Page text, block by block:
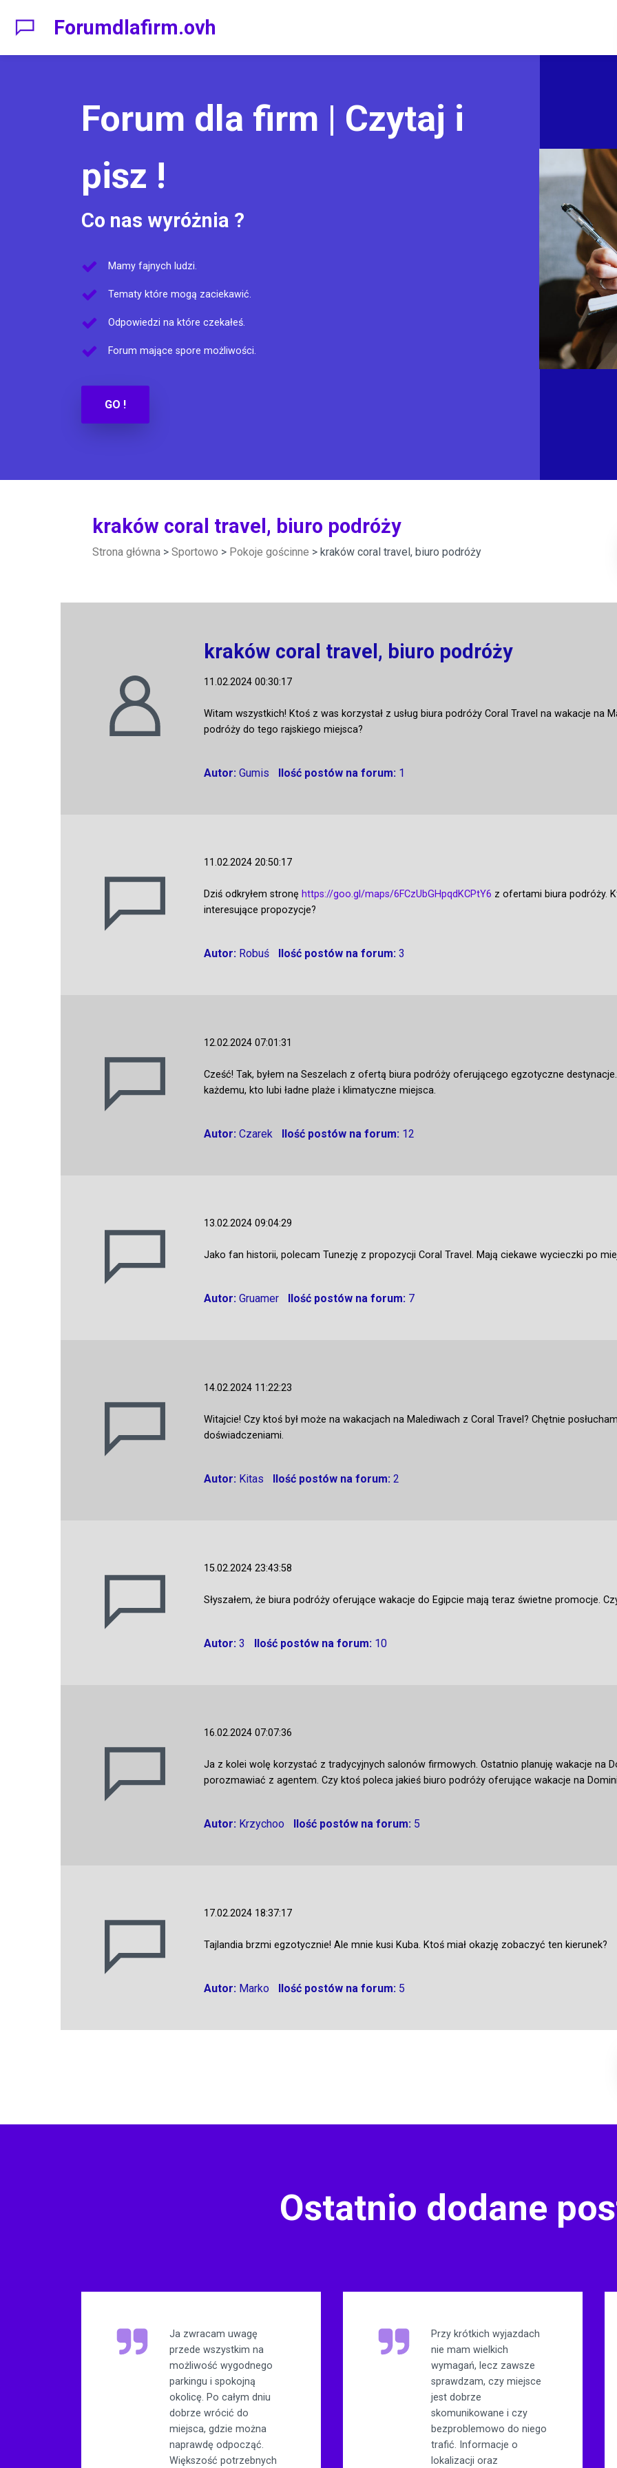
Forumdlafirm.ovh
Forum dla firm | Czytaj i
pisz !
Co nas wyróżnia ?
Mamy fajnych ludzi.
Tematy które mogą zaciekawić.
Odpowiedzi na które czekałeś.
Forum mające spore możliwości.
GO !
kraków coral travel, biuro podróży
Strona główna > Sportowo > Pokoje gościnne > kraków coral travel, biuro podróży
kraków coral travel, biuro podróży
11.02.2024 00:30:17
Witam wszystkich! Ktoś z was korzystał z usług biura podróży Coral Travel na wakacje na
podróży do tego rajskiego miejsca?
Autor: Gumis Ilość postów na forum: 1
11.02.2024 20:50:17
Dziś odkryłem stronę https://goo.gl/maps/6FCzUbGHpqdKCPtY6 z ofertami biura podróży.
interesujące propozycje?
Autor: Robuś Ilość postów na forum:3
12.02.2024 07:01:31
Cześć! Tak, byłem na Seszelach z ofertą biura podróży oferującego egzotyczne
każdemu, kto lubi ładne plaże i klimatyczne miejsca.
Autor: Czarek Ilość postów na forum: 12
13.02.2024 09:04:29
Jako fan historii, polecam Tunezję z propozycji Coral Travel. Mają ciekawe wycieczki po
Autor: Gruamer Ilość postów na forum:7
14.02.2024 11:22:23
Witajcie! Czy ktoś był może na wakacjach na Malediwach z Coral Travel? Chętnie
doświadczeniami.
Autor: Kitas Ilość postów na forum: 2
15.02.2024 23:43:58
Słyszałem, że biura podróży oferujące wakacje do Egipcie mają teraz świetne promocje.
Autor: 3 Ilość postów na forum:10
16.02.2024 07:07:36
Ja z kolei wolę korzystać z tradycyjnych salonów firmowych. Ostatnio planuję wakacje na
porozmawiać z agentem. Czy ktoś poleca jakieś biuro podróży oferujące wakacje na
Autor: Krzychoo Ilość postów na forum: 5
17.02.2024 18:37:17
Tajlandia brzmi egzotycznie! Ale mnie kusi Kuba. Ktoś miał okazję zobaczyć ten kierunek?
Autor: Marko Ilość postów na forum:5
Ostatnio dodane
Ja zwracam uwagę
przede wszystkim na
możliwość wygodnego
parkingu i spokojną
okolicę. Po całym dniu
dobrze wrócić do
miejsca, gdzie można
naprawdę odpocząć.
Większość potrzebnych
Przy krótkich wyjazdach
nie mam wielkich
wymagań, lecz zawsze
sprawdzam, czy miejsce
jest dobrze
skomunikowane i czy
bezproblemowo do niego
trafić. Informacje o
lokalizacji oraz